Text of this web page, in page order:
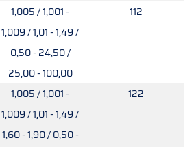
1,005 / 1,001 -
1,009 / 1,01 - 1,49 /
0,50 - 24,50 /
25,00 - 100,00
112
1,005 / 1,001 -
1,009 / 1,01 - 1,49 /
1,60 - 1,90 / 0,50 -
122